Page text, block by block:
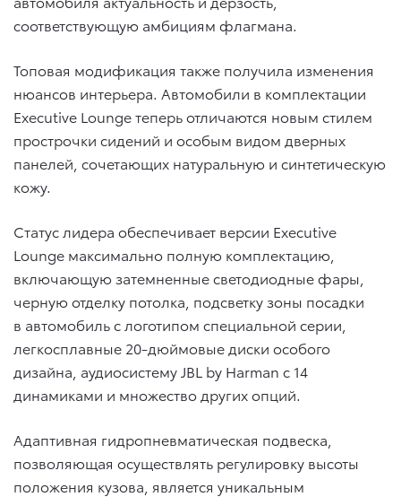
соответствующую амбициям флагмана.
Топовая модификация также получила изменения
нюансов интерьера. Автомобили в комплектации
Executive Lounge теперь отличаются новым стилем
прострочки сидений и особым видом дверных
панелей, сочетающих натуральную и синтетическую
кожу.
Статус лидера обеспечивает версии Executive
Lounge максимально полную комплектацию,
включающую затемненные светодиодные фары,
черную отделку потолка, подсветку зоны посадки
в автомобиль с логотипом специальной серии,
легкосплавные 20-дюймовые диски особого
дизайна, аудиосистему JBL by Harman c 14
динамиками и множество других опций.
Адаптивная гидропневматическая подвеска,
позволяющая осуществлять регулировку высоты
положения кузова, является уникальным